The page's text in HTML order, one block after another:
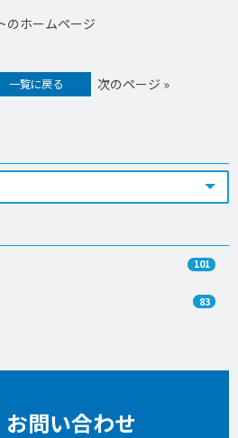
のホームページ
一覧に戻る 次のページ »
101
83
お問い合わせ